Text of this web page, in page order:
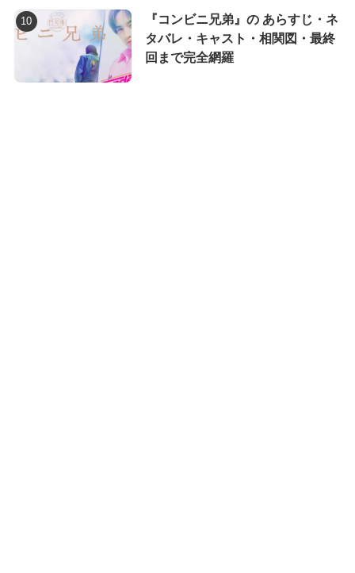
『コンビニ兄弟』の あらすじ・ネ
タバレ・キャスト・相関図・最終
回まで完全網羅